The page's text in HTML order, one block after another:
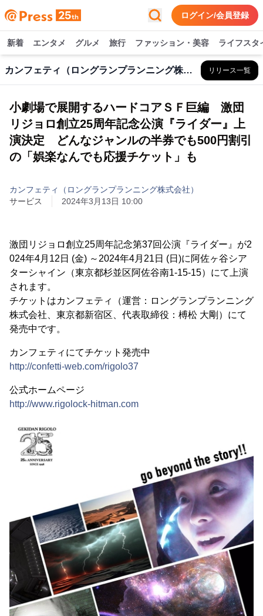
ログイン/会員登録
新着 エンタメ グルメ 旅行 ファッション・美容 ライフスタ
カンフェティ（ロングランプランニング株式会社） リリース一覧
小劇場で展開するハードコアＳＦ巨編 激団
リジョロ創立25周年記念公演『ライダー』上
演決定 どんなジャンルの半券でも500円割引
の「娯楽なんでも応援チケット」も
カンフェティ（ロングランプランニング株式会社）
サービス
2024年3月13日 10:00
激団リジョロ創立25周年記念第37回公演『ライダー』が2
024年4月12日 (金) ～2024年4月21日 (日)に阿佐ヶ谷シア
ターシャイン（東京都杉並区阿佐谷南1-15-15）にて上演
されます。
チケットはカンフェティ（運営：ロングランプランニング
株式会社、東京都新宿区、代表取締役：榑松 大剛）にて
発売中です。
カンフェティにてチケット発売中
http://confetti-web.com/rigolo37
公式ホームページ
http://www.rigolock-hitman.com